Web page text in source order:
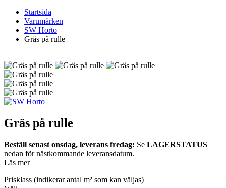
Startsida
Varumärken
SW Horto
Gräs på rulle
Gräs på rulle
Beställ senast onsdag, leverans fredag: Se LAGERSTATUS
nedan för nästkommande leveransdatum.
Läs mer
Prisklass (indikerar antal m² som kan väljas)